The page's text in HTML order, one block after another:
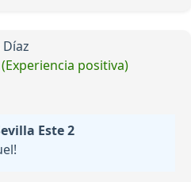
(Experiencia positiva)
Este 2